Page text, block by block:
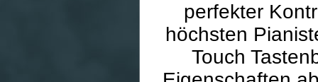
perfekter
höchsten
Touch